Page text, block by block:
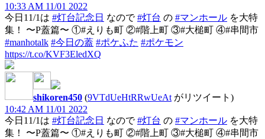
10:33 AM 11/01 2022
今日11/1は #灯台記念日 なので#灯台 の #マンホール を大特
集！ 〜P蓋篇〜 ①#えりも町 ②#階上町 ③#大槌町 ④#串間市
#manhotalk #今日の蓋 #ポケふた #ポケモン
https://t.co/KVF3EledXQ
shikoren450 (9VTdUeHtRRwUeAt がリツイート)
10:42 AM 11/01 2022
今日11/1は #灯台記念日 なので#灯台 の #マンホール を大特
集！ 〜P蓋篇〜 ①#えりも町 ②#階上町 ③#大槌町 ④#串間市